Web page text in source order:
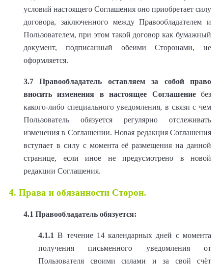
условий настоящего Соглашения оно приобретает силу
договора, заключенного между Правообладателем и
Пользователем, при этом такой договор как бумажный
документ, подписанный обеими Сторонами, не
оформляется.
3.7
Правообладатель оставляем за собой право
вносить изменения в настоящее Соглашениебез
какого-либо специального уведомления, в связи с чем
Пользователь обязуется регулярно отслеживать
изменения в Соглашении. Новая редакция Соглашения
вступает в силу с момента её размещения на данной
странице, если иное не предусмотрено в новой
редакции Соглашения.
4. Права и обязанности Сторон.
4.1 Правообладатель обязуется:
4.1.1 В течение 14 календарных дней с момента
получения письменного уведомления от
Пользователя своими силами и за свой счёт